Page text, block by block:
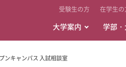
受験生の方 在学生の
大学案内 学部
ンキャンパス 入試相談室